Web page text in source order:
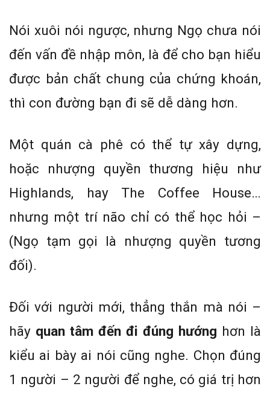
Nói xuôi nói ngược, nhưng Ngọ chưa nói
đến vấn đề nhập môn, là để cho bạn hiểu
được bản chất chung của chứng khoán,
thì con đường bạn đi sẽ dễ dàng hơn.
Một quán cà phê có thể tự xây dựng,
hoặc nhượng quyền thương hiệu như
Highlands, hay The Coffee House…
nhưng một trí não chỉ có thể học hỏi –
(Ngọ tạm gọi là nhượng quyền tương
đối).
Đối với người mới, thẳng thắn mà nói –
hãy quan tâm đến đi đúng hướng hơn là
kiểu ai bày ai nói cũng nghe. Chọn đúng
1 người – 2 người để nghe, có giá trị hơn